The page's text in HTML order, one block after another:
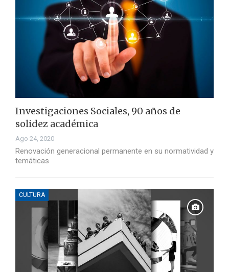
Investigaciones Sociales, 90 años de
solidez académica
Ago 24, 2020
Renovación generacional permanente en su normatividad y
temáticas
CULTURA